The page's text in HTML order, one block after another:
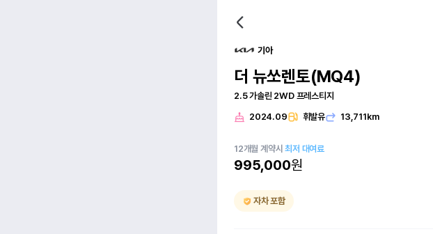
기아
더 뉴쏘렌토(MQ4)
2.5 가솔린 2WD 프레스티지
2024.09 휘발유 13,711km
12개월 계약시최저 대여료
995,000원
자차 포함